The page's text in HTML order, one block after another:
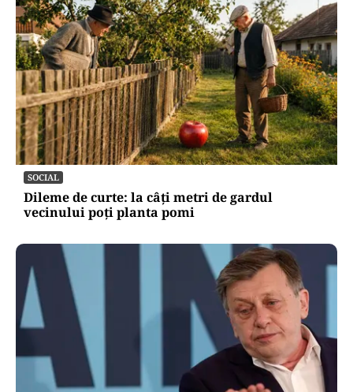
SOCIAL
Dileme de curte: la câți metri de gardul
vecinului poți planta pomi